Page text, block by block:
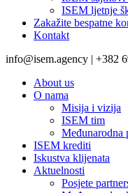
ISEM ljetnje
Zakažite bespatne
Kontakt
info@isem.agency | +382
About us
O nama
Misija i vizija
ISEM tim
Međunarodna
ISEM krediti
Iskustva klijenata
Aktuelnosti
Posjete